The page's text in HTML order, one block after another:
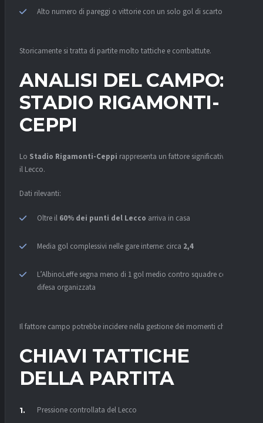
Alto numero di pareggi o vittorie con un solo gol di scarto
Storicamente si tratta di partite molto tattiche e combattute.
ANALISI DEL CAMPO:
STADIO RIGAMONTI-
CEPPI
Lo Stadio Rigamonti-Ceppi rappresenta un fattore significativo per
il Lecco.
Dati rilevanti:
Oltre il 60% dei punti del Lecco arriva in casa
Media gol complessivi nelle gare interne: circa 2,4
L’AlbinoLeffe segna meno di 1 gol medio contro squadre con
difesa organizzata
Il fattore campo potrebbe incidere nella gestione dei momenti chiave.
CHIAVI TATTICHE
DELLA PARTITA
Pressione controllata del Lecco